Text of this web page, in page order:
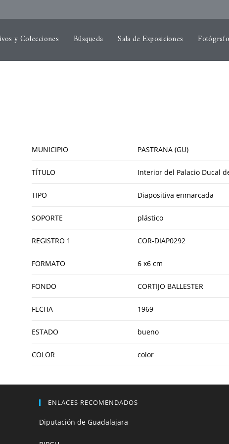
y Colecciones Búsqueda Sala de Exposiciones
MUNICIPIO PASTRANA (GU)
TÍTULO Interior del Palacio Ducal
TIPO Diapositiva enmarcada
SOPORTE plástico
REGISTRO 1 COR-DIAP0292
FORMATO 6 x6 cm
FONDO CORTIJO BALLESTER
FECHA 1969
ESTADO bueno
COLOR color
ENLACES RECOMENDADOS
Diputación de Guadalajara